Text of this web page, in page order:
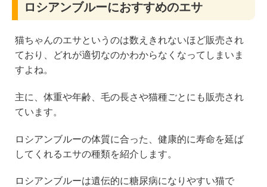
ロシアンブルーにおすすめのエサ
猫ちゃんのエサというのは数えきれないほど販売され
ており、どれが適切なのかわからなくなってしまいま
すよね。
主に、体重や年齢、毛の長さや猫種ごとにも販売され
ています。
ロシアンブルーの体質に合った、健康的に寿命を延ば
してくれるエサの種類を紹介します。
ロシアンブルーは遺伝的に糖尿病になりやすい猫で